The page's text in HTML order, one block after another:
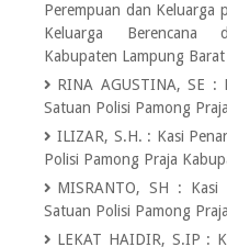
Perempuan dan Keluarga
Keluarga Berencana
Kabupaten Lampung Barat
RINA AGUSTINA, SE :
Satuan Polisi Pamong
ILIZAR, S.H. : Kasi
Polisi Pamong Praja
MISRANTO, SH
:
Kasi
Satuan Polisi Pamong
LEKAT HAIDIR, S.IP :